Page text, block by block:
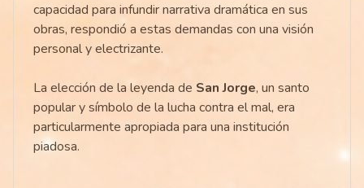
capacidad para infundir narrativa dramática en sus
obras, respondió a estas demandas con una visión
personal y electrizante.
La elección de la leyenda de San Jorge, un santo
popular y símbolo de la lucha contra el mal, era
particularmente apropiada para una institución
piadosa.